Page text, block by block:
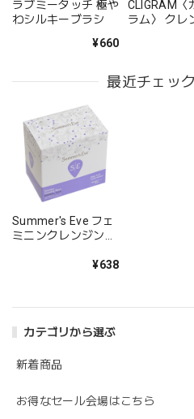
カテゴリから選ぶ
新着商品
お得なセール会場はこちら
ラブミータッチ 極や
わシルキーブラシ
¥660
CLIGRAM〈
ラム〉 クレ
セット（ク
ガード）1
最近チェッ
Summer's Eve フェ
ミニンクレンジング
¥638